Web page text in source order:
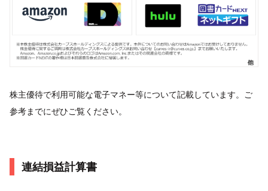
株主優待で利用可能な電子マネー等について記載しています。ご
参考までにぜひご覧ください。
連結損益計算書